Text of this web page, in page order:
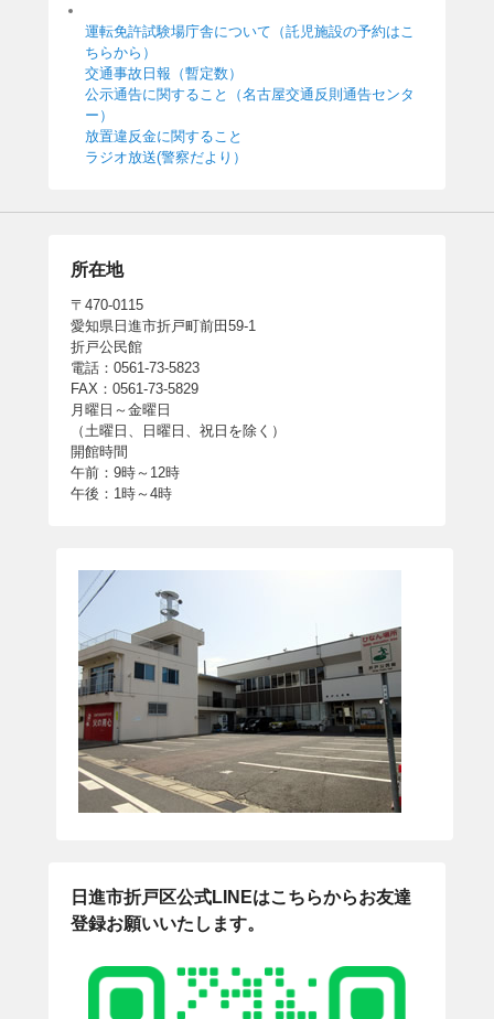
運転免許試験場庁舎について（託児施設の予約はこ
ちらから）
交通事故日報（暫定数）
公示通告に関すること（名古屋交通反則通告センタ
ー）
放置違反金に関すること
ラジオ放送(警察だより）
所在地
〒470-0115
愛知県日進市折戸町前田59-1
折戸公民館
電話：0561-73-5823
FAX：0561-73-5829
月曜日～金曜日
（土曜日、日曜日、祝日を除く）
開館時間
午前：9時～12時
午後：1時～4時
日進市折戸区公式LINEはこちらからお友達
登録お願いいたします。